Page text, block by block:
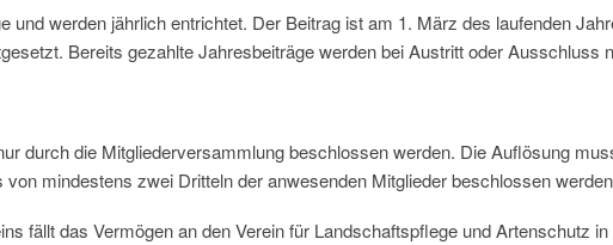
und werden jährlich entrichtet. Der Beitrag ist am 1. März des laufenden
Bereits gezahlte Jahresbeiträge werden bei Austritt oder Ausschluss
durch die Mitgliederversammlung beschlossen werden. Die Auflösung
mindestens zwei Dritteln der anwesenden Mitglieder beschlossen
fällt das Vermögen an den Verein für Landschaftspflege und Artenschutz